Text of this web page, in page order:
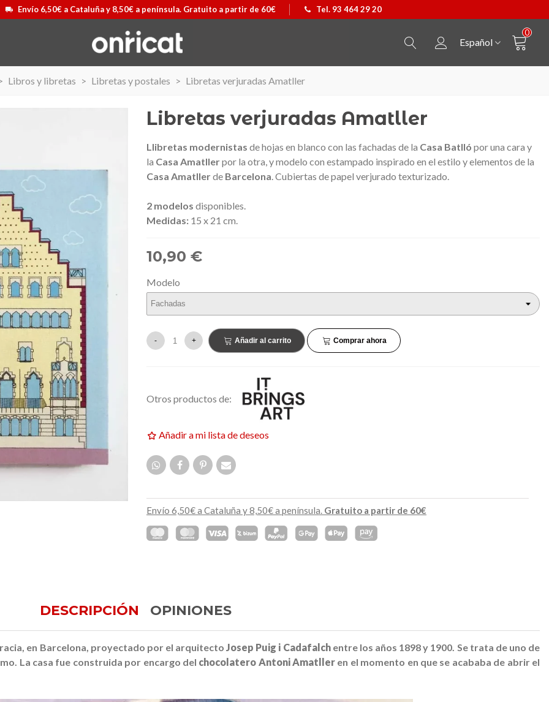
Envío 6,50€ a Cataluña y 8,50€ a península. Gratuito a partir de 60€ Tel. 93 464 29 20
Español
0
Libros y libretas > Libretas y postales > Libretas verjuradas Amatller
Libretas verjuradas Amatller
Llibretas modernistas de hojas en blanco con las fachadas de la Casa Batlló por una cara y
la Casa Amatllerpor la otra, y modelo con estampado inspirado en el estilo y elementos de la
Casa Amatllerde Barcelona. Cubiertas de papel verjurado texturizado.
2 modelos disponibles.
Medidas: 15 x 21 cm.
10,90 €
Modelo
- + Añadir al carrito Comprar ahora
Otros productos de:
Añadir a mi lista de deseos
Envío 6,50€ a Cataluña y 8,50€ a península. Gratuito a partir de 60€
DESCRIPCIÓN OPINIONES
en Barcelona, proyectado por el arquitectoJosep Puig i Cadafalchentre los años 1898 y 1900. Se trata de uno de
La casa fue construida por encargo del chocolatero Antoni Amatller en el momento en que se acababa de abrir el
II Ver más
Maleta Secur Line
159,00 €
NUEVO